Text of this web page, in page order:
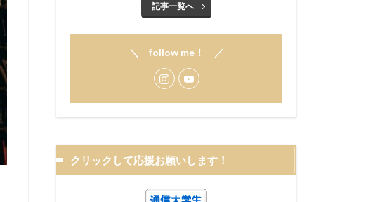
記事一覧へ
＼ follow me！ ／
クリックして応援お願いします！